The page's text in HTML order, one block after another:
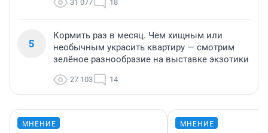
31 077 18
5
Кормить раз в месяц. Чем хищным или
необычным украсить квартиру — смотрим
зелёное разнообразие на выставке экзотики
27 103 14
МНЕНИЕ МНЕНИЕ